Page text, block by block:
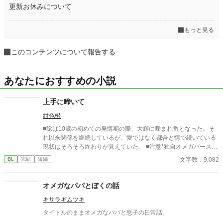
更新お休みについて
もっと見る
このコンテンツについて報告する
あなたにおすすめの小説
上手に啼いて
紺色橙
■聡は10歳の初めての発情期の際、大輝に噛まれ番となった。そ
れ以来関係を継続しているが、愛ではなく都合と情で続いている
現状はそろそろ終わりが見えていた。 ■注意*独自オメガバース設
定。■『それは愛か本能か』と同じ世界設定です。関係は一切な
し。
BL 完結 短編 文字数：9,082
オメガなパパとぼくの話
キサラギムツキ
タイトルのままオメガなパパと息子の日常話。